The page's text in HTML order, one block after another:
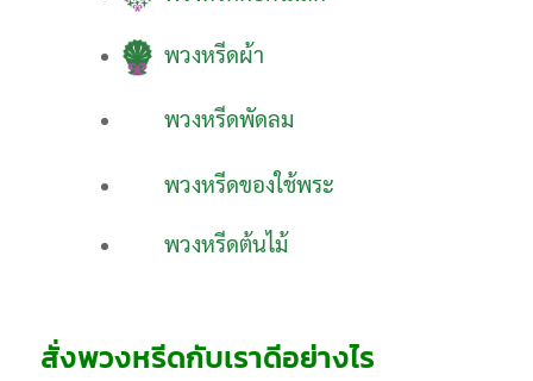
พวงหรีดผ้า
พวงหรีดพัดลม
พวงหรีดของใช้พระ
พวงหรีดต้นไม้
สั่งพวงหรีดกับเราดีอย่างไร